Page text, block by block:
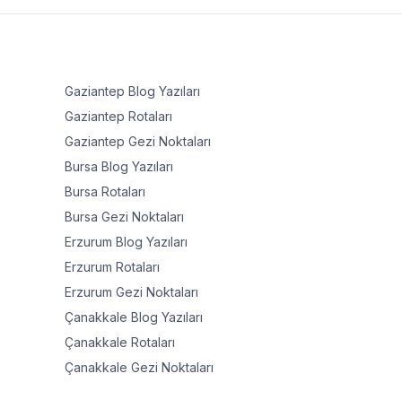
Gaziantep Blog Yazıları
Gaziantep Rotaları
Gaziantep Gezi Noktaları
Bursa Blog Yazıları
Bursa Rotaları
Bursa Gezi Noktaları
Erzurum Blog Yazıları
Erzurum Rotaları
Erzurum Gezi Noktaları
Çanakkale Blog Yazıları
Çanakkale Rotaları
Çanakkale Gezi Noktaları